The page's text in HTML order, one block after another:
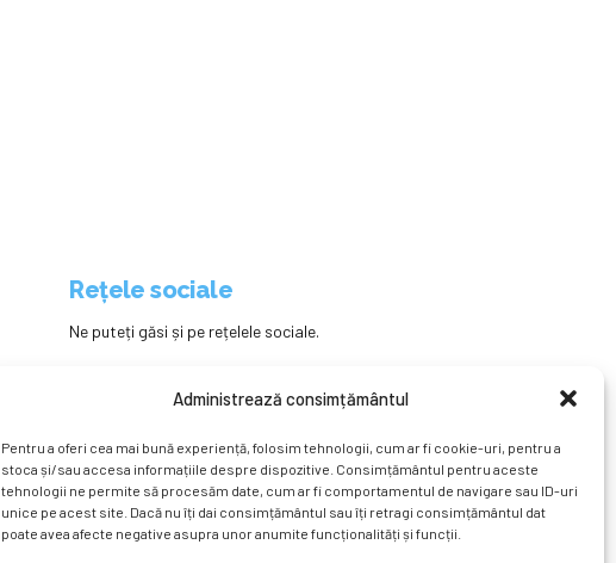
Administrează consimțământul
Pentru a oferi cea mai bună experiență, folosim tehnologii, cum ar fi cookie-uri, pentru a
stoca și/sau accesa informațiile despre dispozitive. Consimțământul pentru aceste
tehnologii ne permite să procesăm date, cum ar fi comportamentul de navigare sau ID-uri
unice pe acest site. Dacă nu îți dai consimțământul sau îți retragi consimțământul dat
poate avea afecte negative asupra unor anumite funcționalități și funcții.
Rețele sociale
Ne puteți găsi și pe rețelele sociale.